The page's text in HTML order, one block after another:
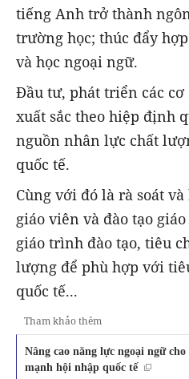
tiếng Anh trở thành
trường học; thúc đẩy
và học ngoại ngữ.
Đầu tư, phát triển các cơ
xuất sắc theo hiệp định
nguồn nhân lực chất
quốc tế.
Cùng với đó là rà soát
giáo viên và đào tạo
giáo trình đào tạo, tiêu
lượng để phù hợp với
quốc tế...
Tham khảo thêm
Nâng cao năng lực ngoại ngữ
mạnh hội nhập quốc tế